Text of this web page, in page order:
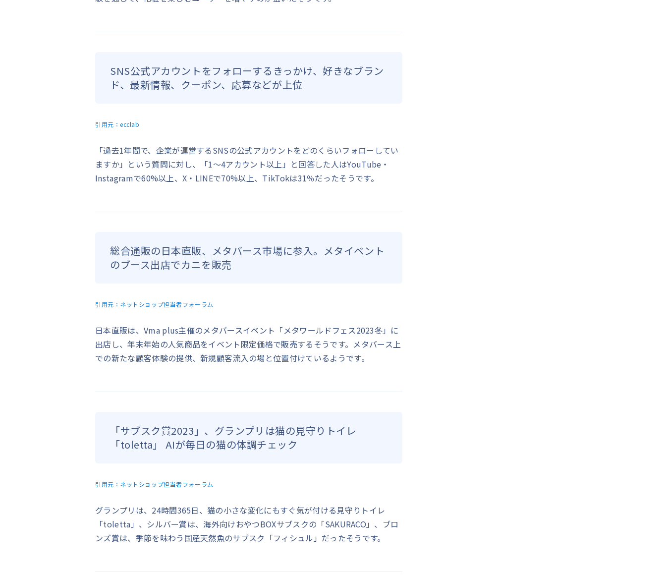
SNS公式アカウントをフォローするきっかけ、好きなブラン
ド、最新情報、クーポン、応募などが上位
引用元：ecclab
「過去1年間で、企業が運営するSNSの公式アカウントをどのくらいフォローしてい
ますか」という質問に対し、「1〜4アカウント以上」と回答した人はYouTube・
Instagramで60%以上、X・LINEで70%以上、TikTokは31％だったそうです。
総合通販の日本直販、メタバース市場に参入。メタイベント
のブース出店でカニを販売
引用元： ネットショップ担当者フォーラム
日本直販は、Vma plus主催のメタバースイベント「メタワールドフェス2023冬」に
出店し、年末年始の人気商品をイベント限定価格で販売するそうです。メタバース上
での新たな顧客体験の提供、新規顧客流入の場と位置付けているようです。
「サブスク賞2023」、グランプリは猫の見守りトイレ
「toletta」 AIが毎日の猫の体調チェック
引用元： ネットショップ担当者フォーラム
グランプリは、24時間365日、猫の小さな変化にもすぐ気が付ける見守りトイレ
「toletta」、シルバー賞は、海外向けおやつBOXサブスクの「SAKURACO」、ブロ
ンズ賞は、季節を味わう国産天然魚のサブスク「フィシュル」だったそうです。